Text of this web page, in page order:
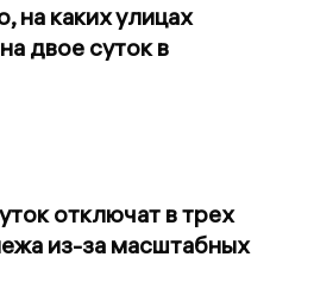
на каких улицах
двое суток в
отключат в трех
из-за масштабных